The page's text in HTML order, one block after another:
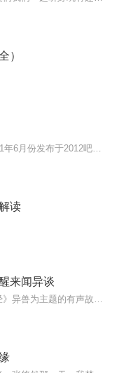
）
读
来闻异谈